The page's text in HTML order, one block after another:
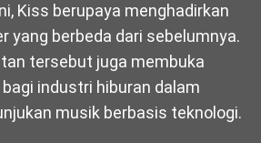
Kiss berupaya menghadirkan
yang berbeda dari sebelumnya.
tersebut juga membuka
industri hiburan dalam
musik berbasis teknologi.